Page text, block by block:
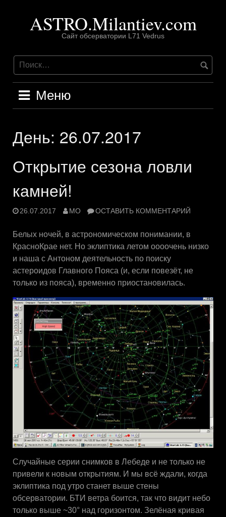
содержимомуASTRO.Milantiev.com
Сайт обсерватории L71 Vedrus
Меню
День: 26.07.2017
Открытие сезона ловли
камней!
26.07.2017 MO ОСТАВИТЬ КОММЕНТАРИЙ
Белых ночей, в астрономическом понимании, в
КрасноКрае нет. Но эклиптика летом оооочень низко
и наша с Антоном деятельность по поиску
астероидов Главного Пояса (и, если повезёт, не
только из пояса), временно приостановилась.
Случайные серии снимков в Лебеде и не только не
привели к новым открытиям. И мы всё ждали, когда
эклиптика под утро станет выше стены
обсерватории. БТИ ветра боится, так что видит небо
только выше ~30° над горизонтом. Зелёная кривая